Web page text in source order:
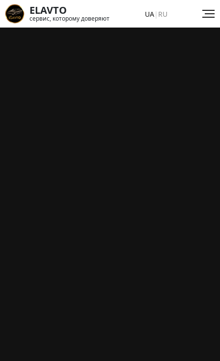
ELAVTO
сервис, которому доверяют UA| RU